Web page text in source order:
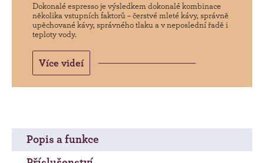
Dokonalé espresso je výsledkem dokonalé kombinace
několika vstupních faktorů – čerstvé mleté kávy, správně
upěchované kávy, správného tlaku a v neposlední řadě i
teploty vody.
Více videí
Popis a funkce